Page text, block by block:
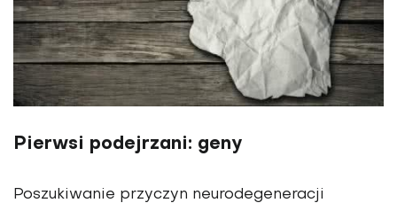
Pierwsi podejrzani: geny
Poszukiwanie przyczyn neurodegeneracji